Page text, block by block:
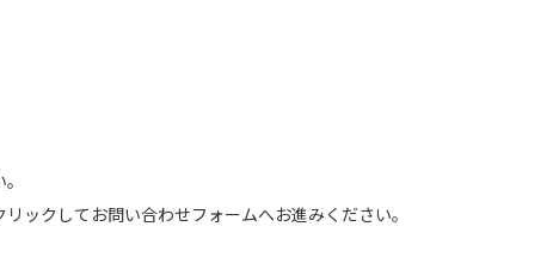
リックしてお問い合わせフォームへお進みください。